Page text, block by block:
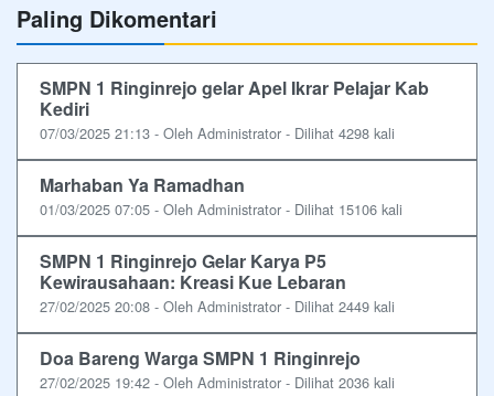
Paling Dikomentari
SMPN 1 Ringinrejo gelar Apel Ikrar Pelajar Kab
Kediri
07/03/2025 21:13 - Oleh Administrator - Dilihat 4298 kali
Marhaban Ya Ramadhan
01/03/2025 07:05 - Oleh Administrator - Dilihat 15106 kali
SMPN 1 Ringinrejo Gelar Karya P5
Kewirausahaan: Kreasi Kue Lebaran
27/02/2025 20:08 - Oleh Administrator - Dilihat 2449 kali
Doa Bareng Warga SMPN 1 Ringinrejo
27/02/2025 19:42 - Oleh Administrator - Dilihat 2036 kali